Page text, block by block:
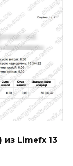
из Limefx 13